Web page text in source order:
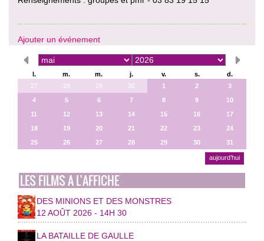
Ajouter un événement
l. m. m. j. v. s.
d.
27
28 29 30 1 2
3
4
5 6 7 8 9
10
11
12 13 14 15 16
17
18
19 20 21 22 23
24
25
26 27 28 29 30 31
aujourd’hui
LES FILMS A L’AFFICHE
DES MINIONS ET DES MONSTRES
12 AOÛT 2026 - 14H 30
LA BATAILLE DE GAULLE